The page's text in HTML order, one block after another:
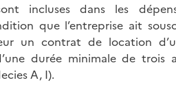
incluses dans les
que l’entreprise ait
un contrat de location
durée minimale de trois
A, I).